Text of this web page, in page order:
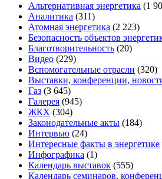
Альтернативная энергетика (1
Аналитика (311)
Атомная энергетика (2 223)
Безопасность объектов
Благотворительность (20)
Видео (229)
Вспомогательные отрасли (320)
Выставки, конференции,
Газ (3 645)
Галерея (945)
ЖКХ (304)
Законодательные акты (184)
Интервью (24)
Интересные факты в энергетике
Инфографика (1)
Календарь выставок (555)
Календарь семинаров,